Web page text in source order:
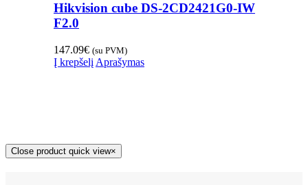
Hikvision cube DS-2CD2421G0-IW
F2.0
147.09€ (su PVM)
Į krepšelį Aprašymas
Close product quick view×